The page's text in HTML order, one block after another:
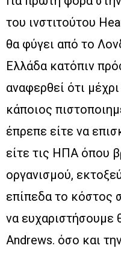
του ινστιτούτου
θα φύγει από το
Ελλάδα κατόπιν
αναφερθεί ότι
κάποιος
έπρεπε είτε να
είτε τις ΗΠΑ όπου
οργανισμού,
επίπεδα το κόστος
να ευχαριστήσουμε
Andrews. όσο και